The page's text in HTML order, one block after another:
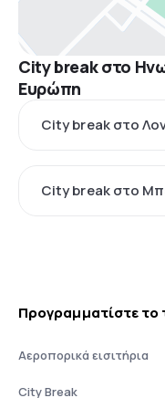
City break στο
Ευρώπη
City break στο
City break στο
Προγραμματίστε το
Αεροπορικά εισιτήρια
City Break